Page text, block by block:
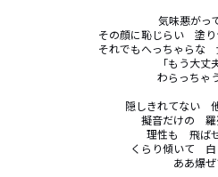
気味悪がっ
その顔に恥じらい　塗
それでもへっちゃらな
「もう大丈
わらっちゃ
隠しきれてない　
擬音だけの　
理性も　飛ば
くらり傾いて　
ああ爆